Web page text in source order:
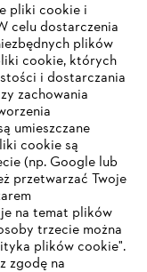
pliki cookie i
celu dostarczenia
plików
cookie, których
i dostarczania
zachowania
umieszczane
cookie są
(np. Google lub
przetwarzać Twoje
na temat plików
trzecie można
plików cookie".
zgodę na